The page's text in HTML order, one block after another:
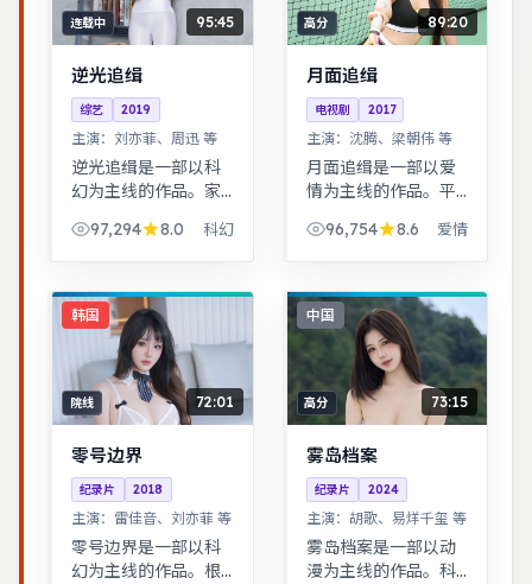
连载中 95:45
逆光追缉
综艺 2019
主演： 刘亦菲、周迅 等
逆光追缉是一部以科
幻为主线的作品。家
外后集中爆发，情感
冲击力足。历史背景
节考究，叙事沉稳。
97,294 8.0 科幻
高分 89:20
月面追缉
电视剧 2017
主演： 沈腾、梁朝伟 等
月面追缉是一部以爱
情为主线的作品。平
里做出艰难抉择，最
终与自我和解。治愈
缓，适合放松解压观
看。
96,754 8.6 爱情
韩国
院线 72:01
零号边界
纪录片 2018
主演： 雷佳音、刘亦菲 等
零号边界是一部以科
幻为主线的作品。根
中国
高分 73:15
雾岛档案
纪录片 2024
主演： 胡歌、易烊千玺 等
雾岛档案是一部以动
漫为主线的作品。科